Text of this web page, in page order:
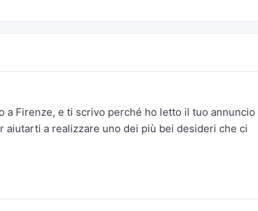
a Firenze, e ti scrivo perché ho letto il tuo annuncio
aiutarti a realizzare uno dei più bei desideri che ci